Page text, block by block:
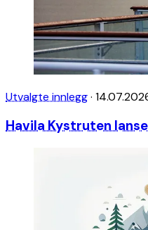
Utvalgte innlegg·
Havila Kystruten